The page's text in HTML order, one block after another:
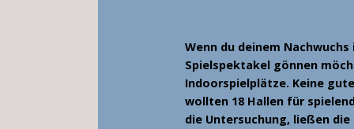
Wenn du deinem
Spielspektakel gönnen
Indoorspielplätze. Keine
wollten 18 Hallen für
die Untersuchung, ließen